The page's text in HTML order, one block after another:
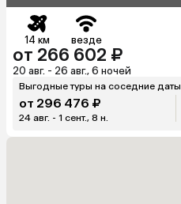
14 км везде
от 266 602 ₽
20 авг. - 26 авг., 6 ночей
Выгодные туры на соседние даты
от 296 476 ₽
24 авг. - 1 сент., 8 н.